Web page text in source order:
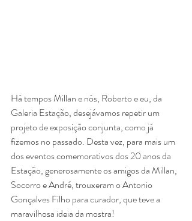
Há tempos Millan e nós, Roberto e eu, da
Galeria Estação, desejávamos repetir um
projeto de exposição conjunta, como já
fizemos no passado. Desta vez, para mais um
dos eventos comemorativos dos 20 anos da
Estação, generosamente os amigos da Millan,
Socorro e André, trouxeram o Antonio
Gonçalves Filho para curador, que teve a
maravilhosa ideia da mostra!